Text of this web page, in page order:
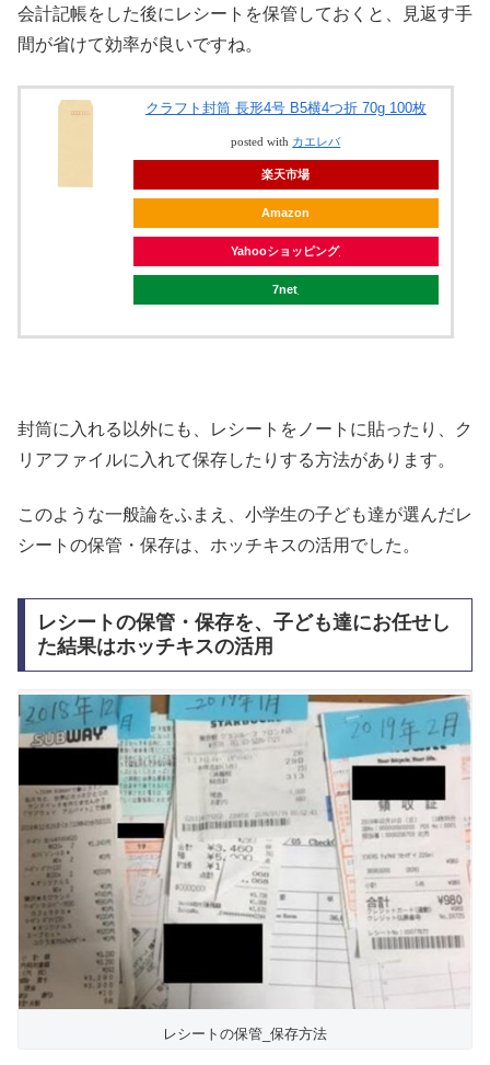
会計記帳をした後にレシートを保管しておくと、見返す手
間が省けて効率が良いですね。
クラフト封筒 長形4号 B5横4つ折 70g 100枚
posted with カエレバ
楽天市場
Amazon
Yahooショッピング
7net
封筒に入れる以外にも、レシートをノートに貼ったり、ク
リアファイルに入れて保存したりする方法があります。
このような一般論をふまえ、小学生の子ども達が選んだレ
シートの保管・保存は、ホッチキスの活用でした。
レシートの保管・保存を、子ども達にお任せし
た結果はホッチキスの活用
レシートの保管_保存方法